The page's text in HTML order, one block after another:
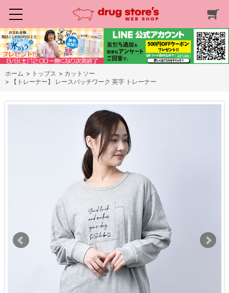
ホーム > トップス > カットソー
>
【トレーナー】 レースパッチワーク 英字 トレーナー